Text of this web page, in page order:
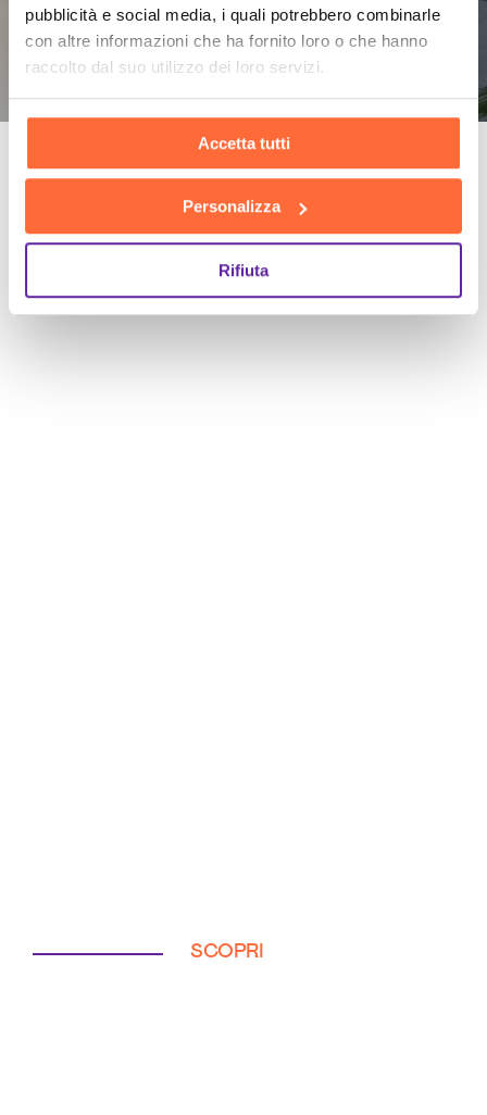
pubblicità e social media, i quali potrebbero combinarle
con altre informazioni che ha fornito loro o che hanno
raccolto dal suo utilizzo dei loro servizi.
Accetta tutti
Personalizza
Rifiuta
Le nostre
soluzioni per te
SCOPRI